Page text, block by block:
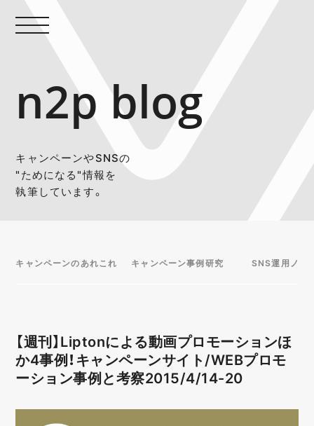
n2p blog
キャンペーンやSNSの
"ためになる"情報を
執筆しています。
キャンペーンのあれこれ キャンペーン事例研究 SNS運用ノウ
【週刊】Liptonによる動画プロモーションほ
か4事例！キャンペーンサイト/WEBプロモ
ーション事例と考察2015/4/14-20